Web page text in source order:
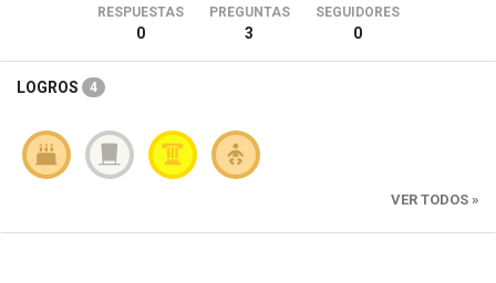
RESPUESTAS
0
PREGUNTAS
3
SEGUIDORES
0
LOGROS 4
VER TODOS »